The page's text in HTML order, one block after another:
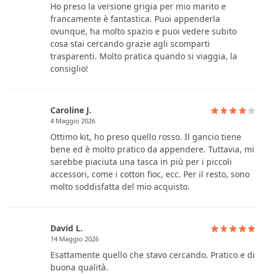
Ho preso la versione grigia per mio marito e
francamente è fantastica. Puoi appenderla
ovunque, ha molto spazio e puoi vedere subito
cosa stai cercando grazie agli scomparti
trasparenti. Molto pratica quando si viaggia, la
consiglio!
Caroline J.
4 Maggio 2026
Ottimo kit, ho preso quello rosso. Il gancio tiene
bene ed è molto pratico da appendere. Tuttavia, mi
sarebbe piaciuta una tasca in più per i piccoli
accessori, come i cotton fioc, ecc. Per il resto, sono
molto soddisfatta del mio acquisto.
David L.
14 Maggio 2026
Esattamente quello che stavo cercando. Pratico e di
buona qualità.